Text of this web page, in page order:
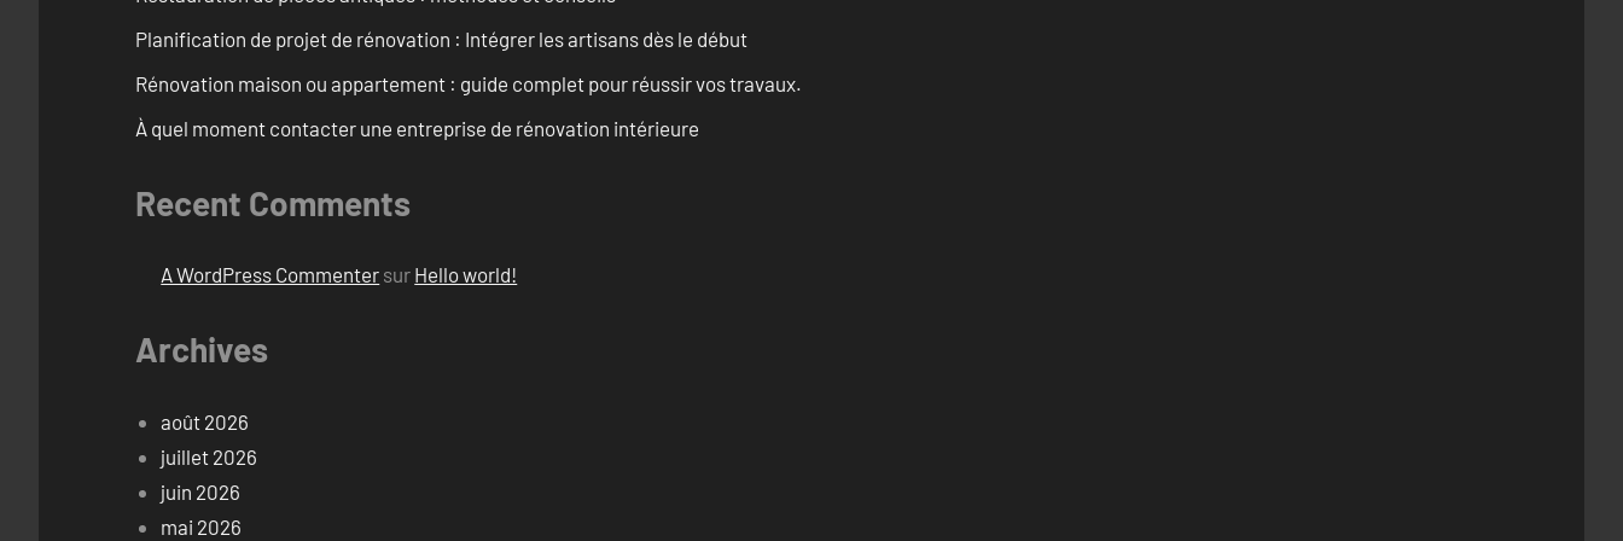
Planification de projet de rénovation : Intégrer les artisans dès le début
Rénovation maison ou appartement : guide complet pour réussir vos travaux.
À quel moment contacter une entreprise de rénovation intérieure
Recent Comments
A WordPress Commenter sur Hello world!
Archives
août 2026
juillet 2026
juin 2026
mai 2026